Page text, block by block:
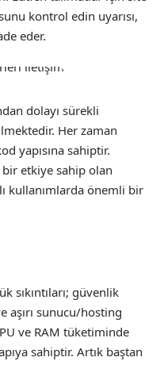
kontrol edin uyarısı,
eder.
dolayı sürekli
Her zaman
yapısına sahiptir.
etkiye sahip olan
kullanımlarda önemli bir
sıkıntıları; güvenlik
aşırı sunucu/hosting
ve RAM tüketiminde
sahiptir. Artık baştan